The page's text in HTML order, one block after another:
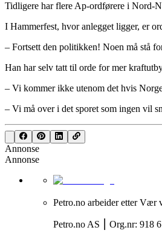
Tidligere har flere Ap-ordførere i Nord-
I Hammerfest, hvor anlegget ligger, er
– Fortsett den politikken! Noen må stå
Han har selv tatt til orde for mer
– Vi kommer ikke utenom det hvis
– Vi må over i det sporet som ingen vil
Annonse
Annonse
Petro.no arbeider etter Vær
Petro.no AS ⎮ Org.nr: 918